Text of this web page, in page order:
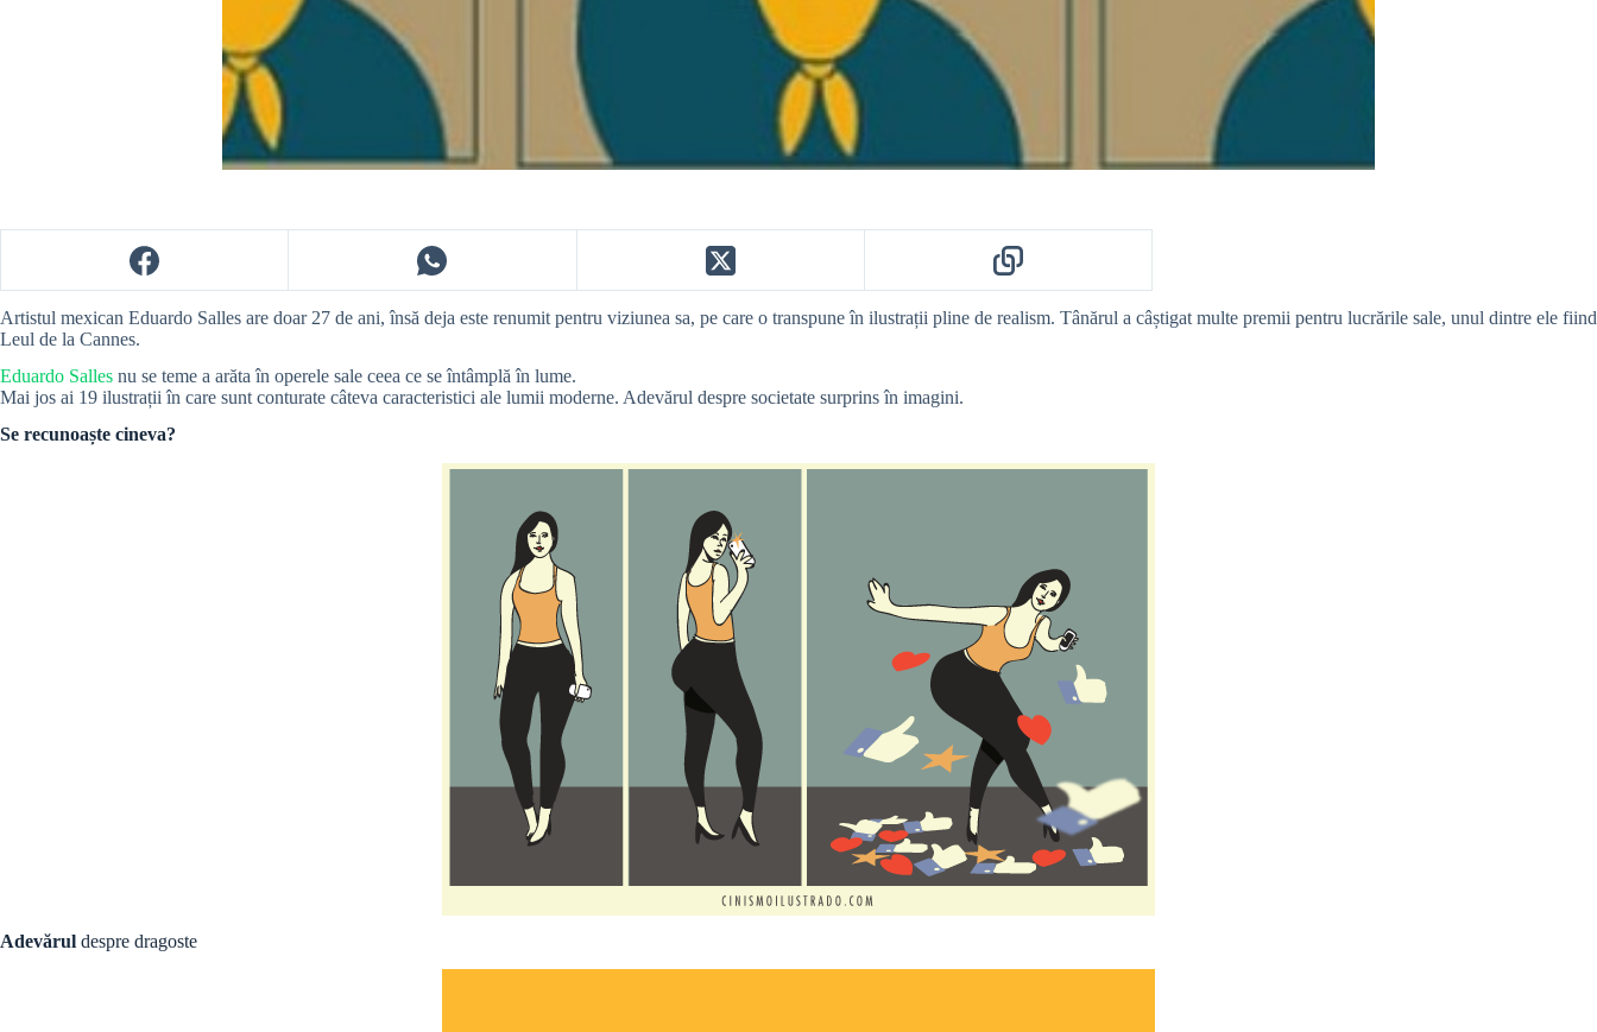
Artistul mexican Eduardo Salles are doar 27 de ani, însă deja este renumit pentru viziunea sa, pe care o transpune în ilustrații pline de realism. Tânărul a câștigat multe premii pentru lucrările sale, unul dintre ele fiind
Leul de la Cannes.
Eduardo Salles nu se teme a arăta în operele sale ceea ce se întâmplă în lume.
Mai jos ai 19 ilustrații în care sunt conturate câteva caracteristici ale lumii moderne. Adevărul despre societate surprins în imagini.
Se recunoaște cineva?
Adevărul despre dragoste